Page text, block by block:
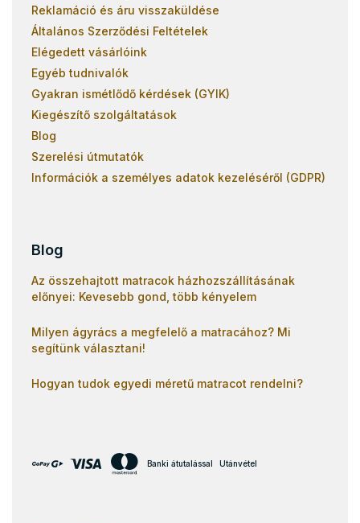
Reklamáció és áru visszaküldése
Általános Szerződési Feltételek
Elégedett vásárlóink
Egyéb tudnivalók
Gyakran ismétlődő kérdések (GYIK)
Kiegészítő szolgáltatások
Blog
Szerelési útmutatók
Információk a személyes adatok kezeléséről (GDPR)
Blog
Az összehajtott matracok házhozszállításának
előnyei: Kevesebb gond, több kényelem
Milyen ágyrács a megfelelő a matracához? Mi
segítünk választani!
Hogyan tudok egyedi méretű matracot rendelni?
Banki átutalással Utánvétel